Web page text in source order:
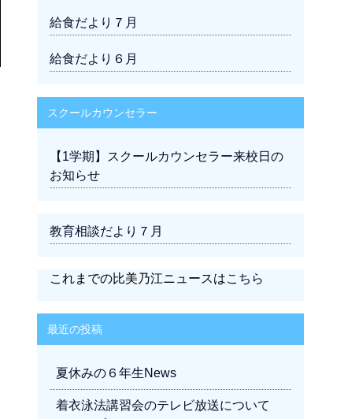
給食だより７月
給食だより６月
スクールカウンセラー
【1学期】スクールカウンセラー来校日の
お知らせ
教育相談だより７月
これまでの比美乃江ニュースはこちら
最近の投稿
夏休みの６年生News
着衣泳法講習会のテレビ放送について